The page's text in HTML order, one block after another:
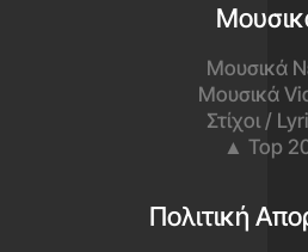
Μουσικά
Μουσικά
Στίχοι /
▲ Top
Πολιτική